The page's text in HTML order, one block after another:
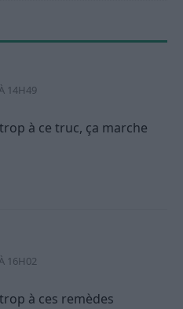
14H49
à ce truc, ça marche
16H02
à ces remèdes